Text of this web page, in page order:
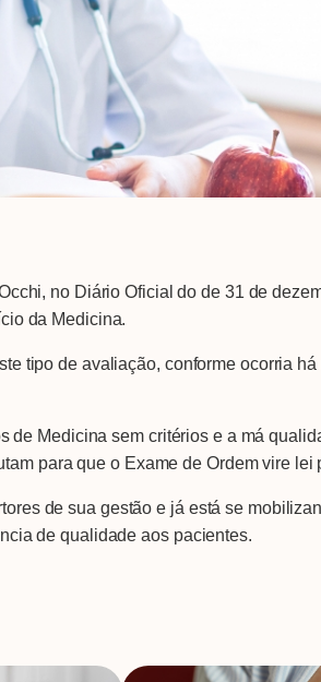
no Diário Oficial do de 31 de
da Medicina.
tipo de avaliação, conforme ocorria
de Medicina sem critérios e a má
para que o Exame de Ordem vire lei
de sua gestão e já está se
de qualidade aos pacientes.